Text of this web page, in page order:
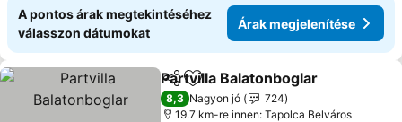
A pontos árak megtekintéséhez
válasszon dátumokat
Árak megjelenítése
Megosztás
Hozzáadás a kedvencekhez
Partvilla Balatonboglar
8,3 Nagyon jó
724
19.7 km-re innen: Tapolca Belváros